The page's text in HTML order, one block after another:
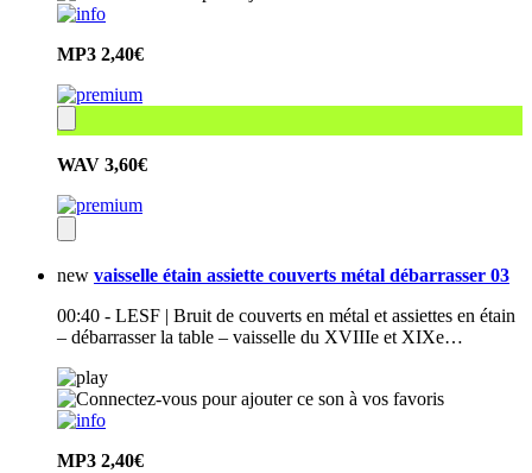
MP3 2,40€
WAV 3,60€
new vaisselle étain assiette couverts métal débarrasser 03
00:40 - LESF | Bruit de couverts en métal et assiettes en étain
– débarrasser la table – vaisselle du XVIIIe et XIXe…
MP3 2,40€